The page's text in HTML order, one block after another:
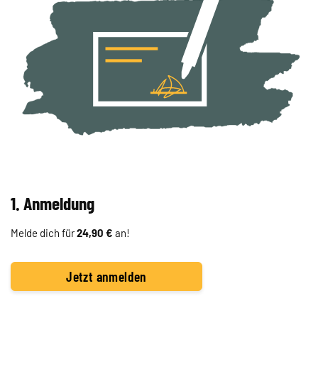
1. Anmeldung
Melde dich für24,90 € an!
Jetzt anmelden